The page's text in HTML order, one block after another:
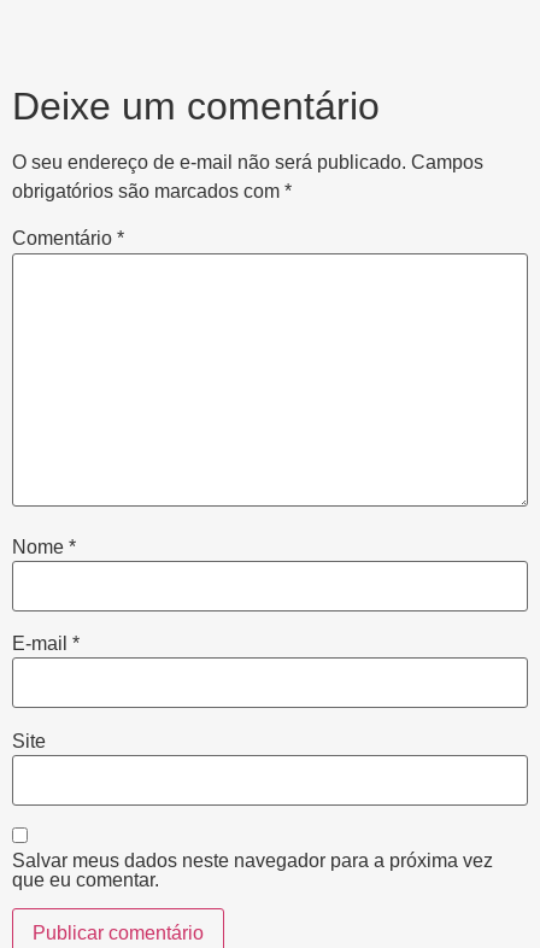
Deixe um comentário
O seu endereço de e-mail não será publicado. Campos
obrigatórios são marcados com *
Comentário *
Nome *
E-mail *
Site
Salvar meus dados neste navegador para a próxima vez
que eu comentar.